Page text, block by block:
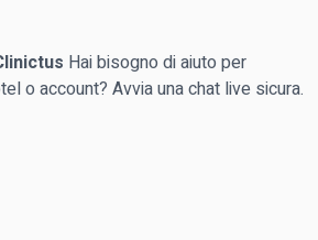
Hai bisogno di aiuto per
o account? Avvia una chat live sicura.